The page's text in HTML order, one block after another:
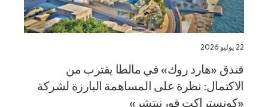
22 يوليو 2026
فندق «هارد روك» في مالطا يقترب من
الاكتمال: نظرة على المساهمة البارزة لشركة
«كونستراكت فورنيتشر»